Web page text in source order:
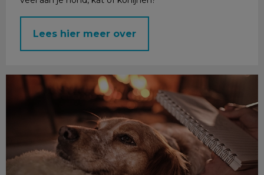
Lees hier meer over
Vuurwerkangst bij hond of kat